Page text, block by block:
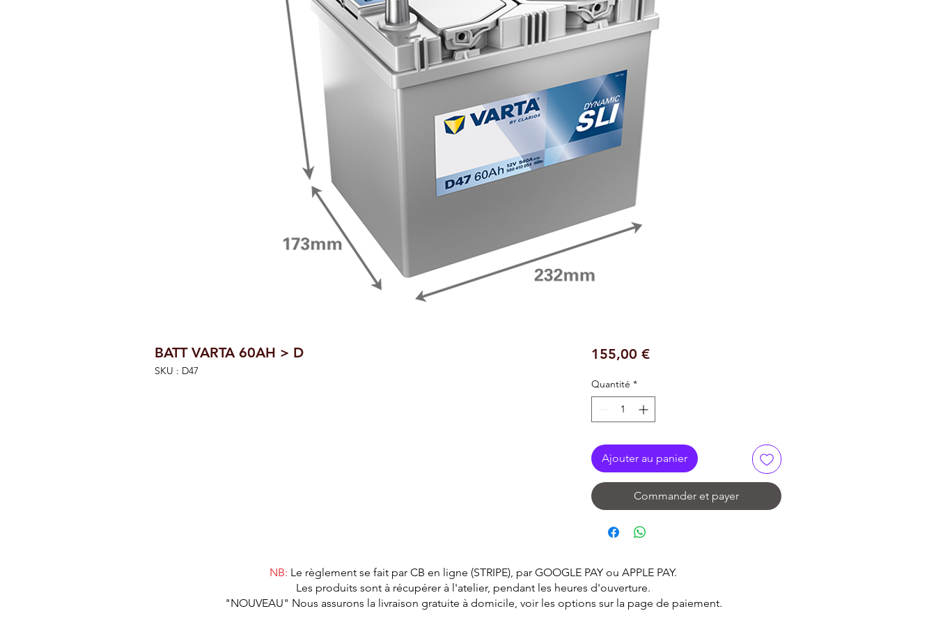
BATT VARTA 60AH > D
SKU : D47
155,00 €Prix
Quantité *
Ajouter au panier
Commander et payer
NB: Le règlement se fait par CB en ligne (STRIPE), par GOOGLE PAY ou APPLE PAY.
Les produits sont à récupérer à l'atelier, pendant les heures d'ouverture.
"NOUVEAU" Nous assurons la livraison gratuite à domicile, voir les options sur la page de paiement.